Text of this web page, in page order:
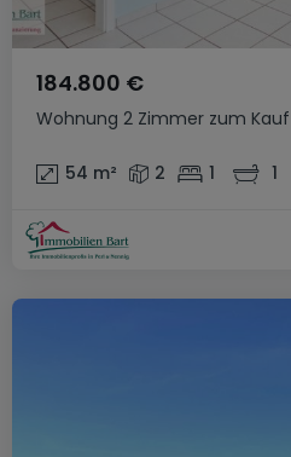
Wohnung 2 Zimmer zum Kauf
184.800 €
54 m² 2 1 1